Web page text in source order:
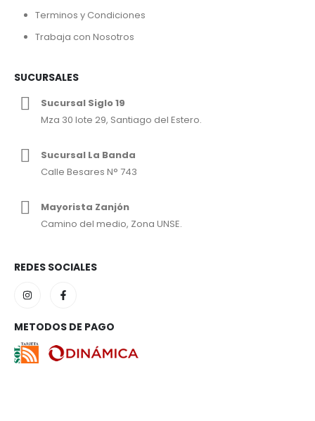
Terminos y Condiciones
Trabaja con Nosotros
SUCURSALES
Sucursal Siglo 19
Mza 30 lote 29, Santiago del Estero.
Sucursal La Banda
Calle Besares N° 743
Mayorista Zanjón
Camino del medio, Zona UNSE.
REDES SOCIALES
METODOS DE PAGO